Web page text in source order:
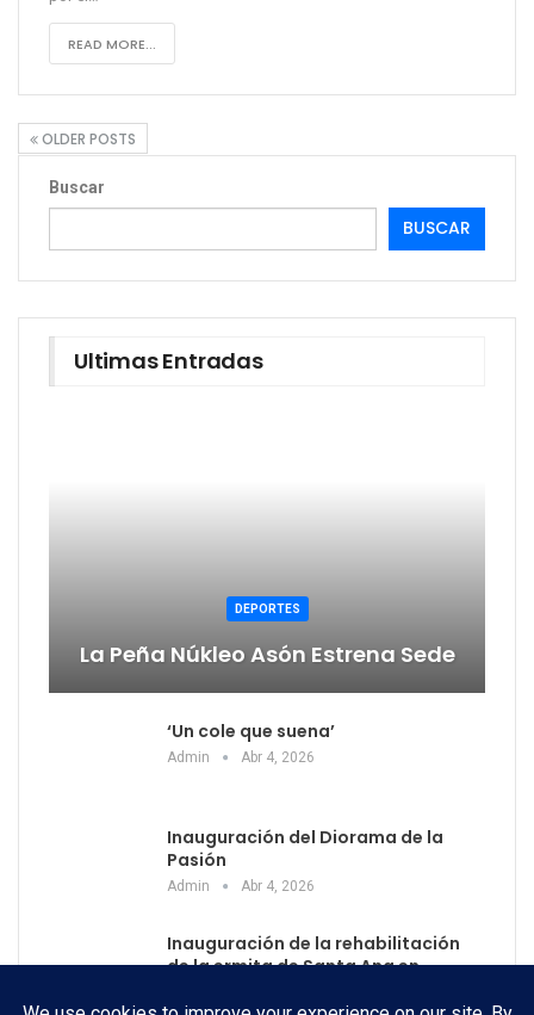
READ MORE...
OLDER POSTS
Buscar
BUSCAR
Ultimas Entradas
DEPORTES
La Peña Núkleo Asón Estrena Sede
‘Un cole que suena’
Admin Abr 4, 2026
Inauguración del Diorama de la
Pasión
Admin Abr 4, 2026
Inauguración de la rehabilitación
de la ermita de Santa Ana en…